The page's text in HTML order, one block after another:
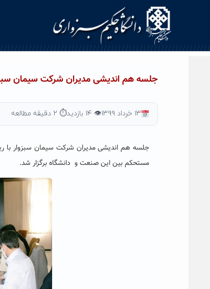
جلسه هم اندیشی مدیران شرکت سیمان
۱۳ خرداد ۱۳۹۹ 👁 ۱۴ بازدید ⏱ ۲ دقیقه مطالعه
جلسه هم اندیشی مدیران شرکت سیمان سبزوار با
مستحکم بین این صنعت و دانشگاه برگزار شد.